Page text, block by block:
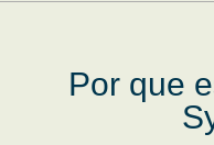
Por que